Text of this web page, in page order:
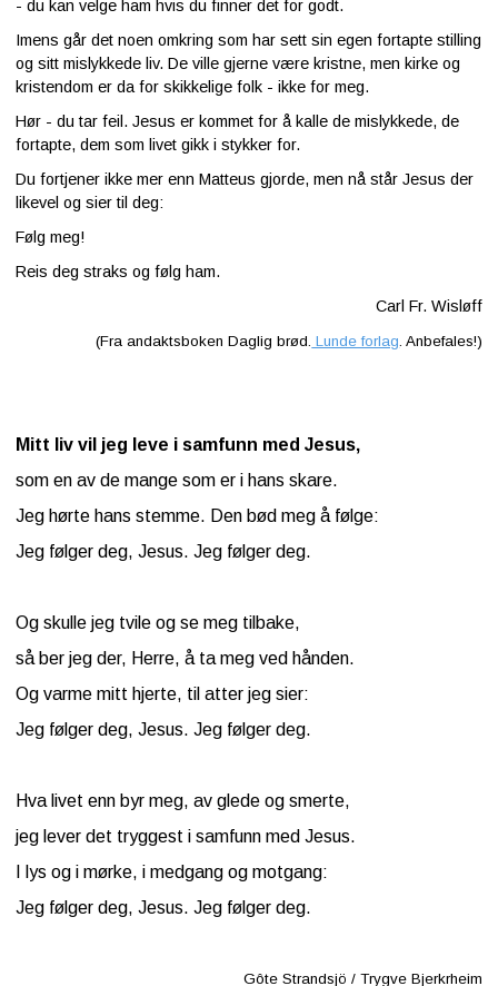
- du kan velge ham hvis du finner det for godt.
Imens går det noen omkring som har sett sin egen fortapte stilling
og sitt mislykkede liv. De ville gjerne være kristne, men kirke og
kristendom er da for skikkelige folk - ikke for meg.
Hør - du tar feil. Jesus er kommet for å kalle de mislykkede, de
fortapte, dem som livet gikk i stykker for.
Du fortjener ikke mer enn Matteus gjorde, men nå står Jesus der
likevel og sier til deg:
Følg meg!
Reis deg straks og følg ham.
Carl Fr. Wisløff
(Fra andaktsboken Daglig brød. Lunde forlag. Anbefales!)
Mitt liv vil jeg leve i samfunn med Jesus,
som en av de mange som er i hans skare.
Jeg hørte hans stemme. Den bød meg å følge:
Jeg følger deg, Jesus. Jeg følger deg.
Og skulle jeg tvile og se meg tilbake,
så ber jeg der, Herre, å ta meg ved hånden.
Og varme mitt hjerte, til atter jeg sier:
Jeg følger deg, Jesus. Jeg følger deg.
Hva livet enn byr meg, av glede og smerte,
jeg lever det tryggest i samfunn med Jesus.
I lys og i mørke, i medgang og motgang:
Jeg følger deg, Jesus. Jeg følger deg.
Gôte Strandsjö / Trygve Bjerkrheim